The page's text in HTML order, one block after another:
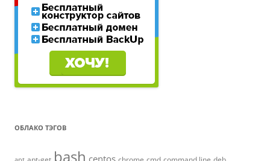
ОБЛАКО ТЭГОВ
bash centos